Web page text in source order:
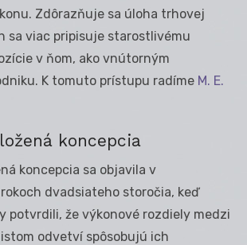
Zdôrazňuje sa úloha trhovej
sa viac pripisuje starostlivému
v ňom, ako vnútorným
K tomuto prístupu radíme M. E.
koncepcia
koncepcia sa objavila v
dvadsiateho storočia, keď
potvrdili, že výkonové rozdiely medzi
odvetví spôsobujú ich